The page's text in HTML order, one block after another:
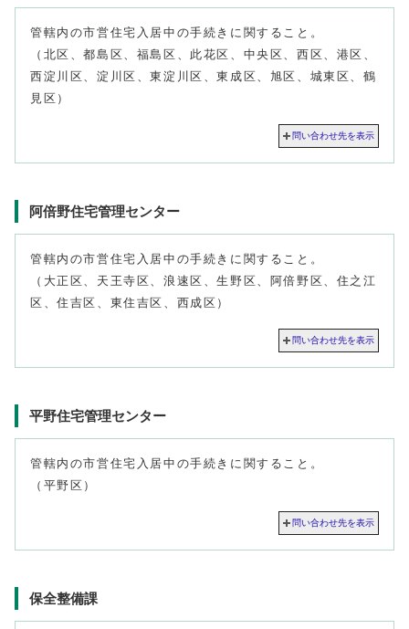
管轄内の市営住宅入居中の手続きに関すること。
（北区、都島区、福島区、此花区、中央区、西区、港区、
西淀川区、淀川区、東淀川区、東成区、旭区、城東区、鶴
見区）
問い合わせ先を表示
阿倍野住宅管理センター
管轄内の市営住宅入居中の手続きに関すること。
（大正区、天王寺区、浪速区、生野区、阿倍野区、住之江
区、住吉区、東住吉区、西成区）
問い合わせ先を表示
平野住宅管理センター
管轄内の市営住宅入居中の手続きに関すること。
（平野区）
問い合わせ先を表示
保全整備課